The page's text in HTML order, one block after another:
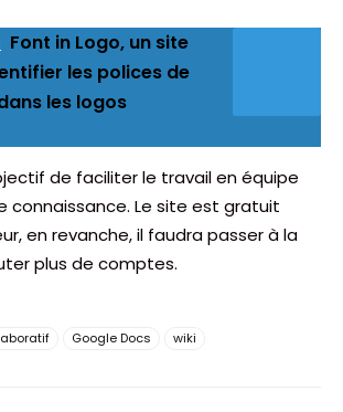
Font in Logo, un site
les polices de
les logos
de faciliter le travail en équipe
connaissance. Le site est gratuit
en revanche, il faudra passer à la
plus de comptes.
Google Docs wiki